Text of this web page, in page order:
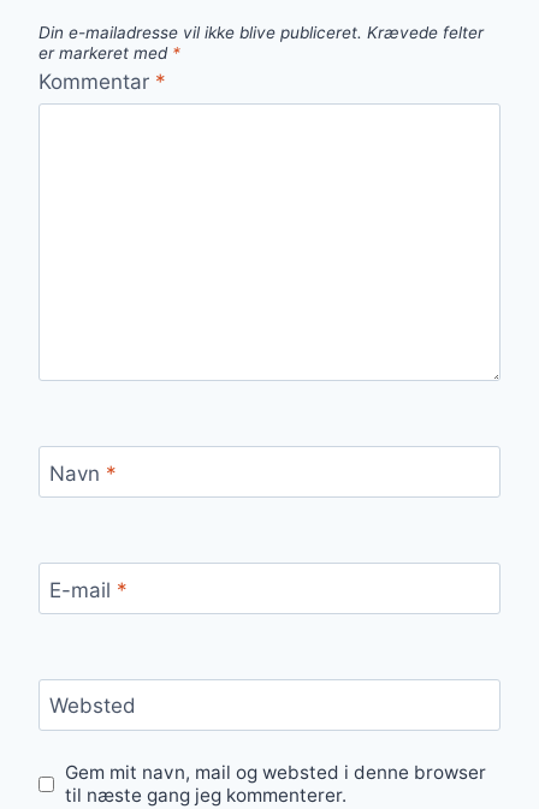
Din e-mailadresse vil ikke blive publiceret. Krævede felter
er markeret med *
Kommentar *
Navn *
E-mail *
Websted
Gem mit navn, mail og websted i denne browser
til næste gang jeg kommenterer.